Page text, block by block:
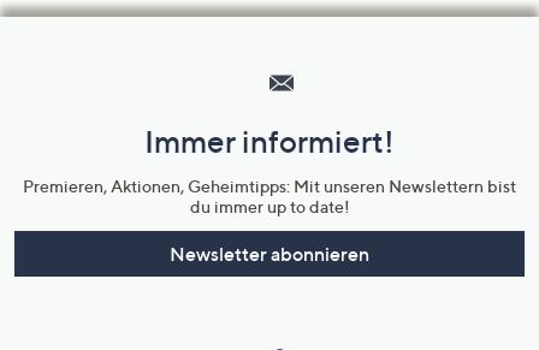
Unternehmensinformationen
Immer informiert!
Premieren, Aktionen, Geheimtipps: Mit unseren Newslettern bist
du immer up to date!
Newsletter abonnieren